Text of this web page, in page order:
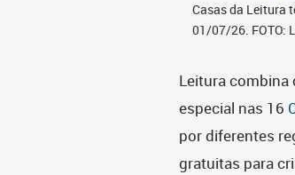
Casas da Leitura
01/07/26. FOTO:
Leitura combina
especial nas 16
por diferentes
gratuitas para